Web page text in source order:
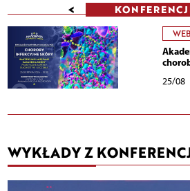
<
25/08
WYKŁADY Z